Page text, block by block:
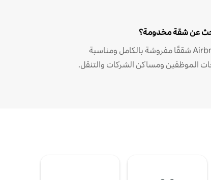
عن شقة مخدومة؟
توفر Airbnb شققًا مفروشة بالكامل ومناسبة
الموظفين ومساكن الشركات والتنقل.